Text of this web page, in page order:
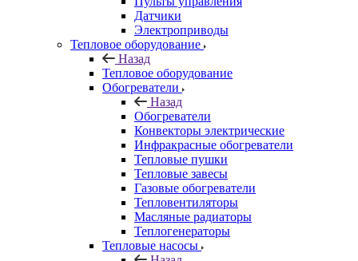
Датчики
Электроприводы
Тепловое оборудование
Назад
Тепловое оборудование
Обогреватели
Назад
Обогреватели
Конвекторы электрические
Инфракрасные обогреватели
Тепловые пушки
Тепловые завесы
Газовые обогреватели
Тепловентиляторы
Масляные радиаторы
Теплогенераторы
Тепловые насосы